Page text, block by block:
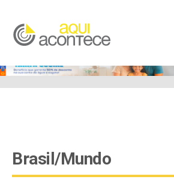
Xy8lpYSLnxw-AX8 google-site-verification:
googleb82de9a22cec23e8.html
Brasil/Mundo